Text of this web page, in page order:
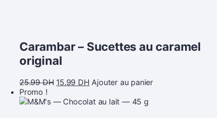
Carambar – Sucettes au caramel
original
25.99DH 15.99 DH Ajouter au panier
Promo !